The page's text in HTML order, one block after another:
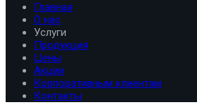
Главная
О нас
Услуги
Продукция
Цены
Акции
Корпоративным клиентам
Контакты